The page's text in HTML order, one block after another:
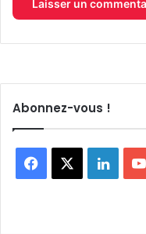
Abonnez-vous !
Facebook